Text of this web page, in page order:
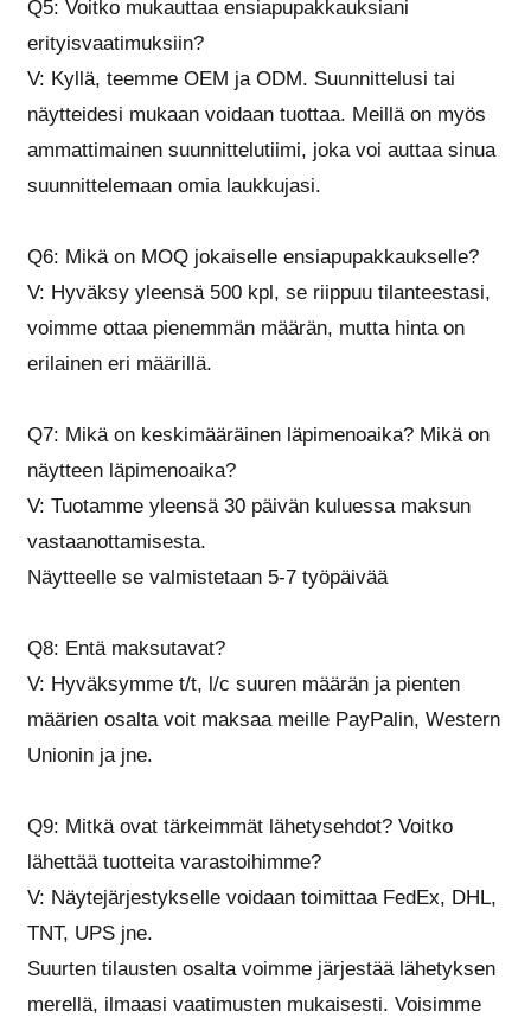
Q5: Voitko mukauttaa ensiapupakkauksiani
erityisvaatimuksiin?
V: Kyllä, teemme OEM ja ODM. Suunnittelusi tai
näytteidesi mukaan voidaan tuottaa. Meillä on myös
ammattimainen suunnittelutiimi, joka voi auttaa sinua
suunnittelemaan omia laukkujasi.
Q6: Mikä on MOQ jokaiselle ensiapupakkaukselle?
V: Hyväksy yleensä 500 kpl, se riippuu tilanteestasi,
voimme ottaa pienemmän määrän, mutta hinta on
erilainen eri määrillä.
Q7: Mikä on keskimääräinen läpimenoaika? Mikä on
näytteen läpimenoaika?
V: Tuotamme yleensä 30 päivän kuluessa maksun
vastaanottamisesta.
Näytteelle se valmistetaan 5-7 työpäivää
Q8: Entä maksutavat?
V: Hyväksymme t/t, l/c suuren määrän ja pienten
määrien osalta voit maksaa meille PayPalin, Western
Unionin ja jne.
Q9: Mitkä ovat tärkeimmät lähetysehdot? Voitko
lähettää tuotteita varastoihimme?
V: Näytejärjestykselle voidaan toimittaa FedEx, DHL,
TNT, UPS jne.
Suurten tilausten osalta voimme järjestää lähetyksen
merellä, ilmaasi vaatimusten mukaisesti. Voisimme